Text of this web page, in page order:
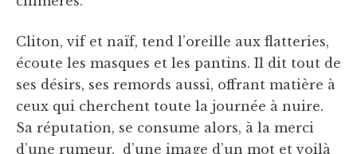
Cliton, vif et naïf, tend l’oreille aux flatteries,
écoute les masques et les pantins. Il dit tout de
ses désirs, ses remords aussi, offrant matière à
ceux qui cherchent toute la journée à nuire.
Sa réputation, se consume alors, à la merci
d’une rumeur, d’une image d’un mot et voilà